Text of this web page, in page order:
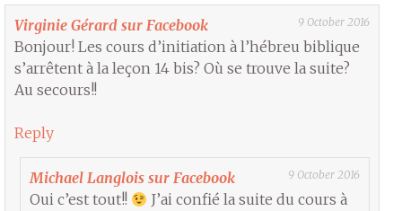
Virginie Gérard sur Facebook 9 October 2016
Bonjour! Les cours d’initiation à l’hébreu biblique
s’arrêtent à la leçon 14 bis? Où se trouve la suite?
Au secours!!
Reply
Michael Langlois sur Facebook 9 October 2016
Oui c’est tout!!
J’ai confié la suite du cours à